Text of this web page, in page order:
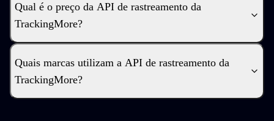
Qual é o preço da API de rastreamento da
TrackingMore?
Quais marcas utilizam a API de rastreamento da
TrackingMore?